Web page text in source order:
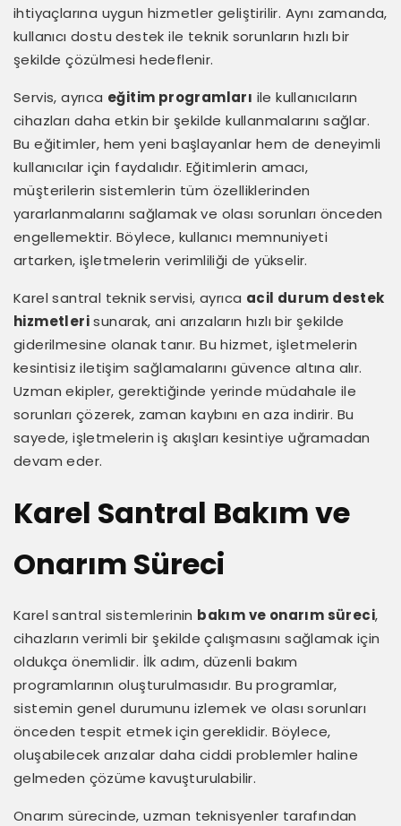
ihtiyaçlarına uygun hizmetler geliştirilir. Aynı zamanda,
kullanıcı dostu destek ile teknik sorunların hızlı bir
şekilde çözülmesi hedeflenir.
Servis, ayrıca eğitim programları ile kullanıcıların
cihazları daha etkin bir şekilde kullanmalarını sağlar.
Bu eğitimler, hem yeni başlayanlar hem de deneyimli
kullanıcılar için faydalıdır. Eğitimlerin amacı,
müşterilerin sistemlerin tüm özelliklerinden
yararlanmalarını sağlamak ve olası sorunları önceden
engellemektir. Böylece, kullanıcı memnuniyeti
artarken, işletmelerin verimliliği de yükselir.
Karel santral teknik servisi, ayrıca acil durum destek
hizmetlerisunarak, ani arızaların hızlı bir şekilde
giderilmesine olanak tanır. Bu hizmet, işletmelerin
kesintisiz iletişim sağlamalarını güvence altına alır.
Uzman ekipler, gerektiğinde yerinde müdahale ile
sorunları çözerek, zaman kaybını en aza indirir. Bu
sayede, işletmelerin iş akışları kesintiye uğramadan
devam eder.
Karel Santral Bakım ve
Onarım Süreci
Karel santral sistemlerinin bakım ve onarım süreci,
cihazların verimli bir şekilde çalışmasını sağlamak için
oldukça önemlidir. İlk adım, düzenli bakım
programlarının oluşturulmasıdır. Bu programlar,
sistemin genel durumunu izlemek ve olası sorunları
önceden tespit etmek için gereklidir. Böylece,
oluşabilecek arızalar daha ciddi problemler haline
gelmeden çözüme kavuşturulabilir.
Onarım sürecinde, uzman teknisyenler tarafından